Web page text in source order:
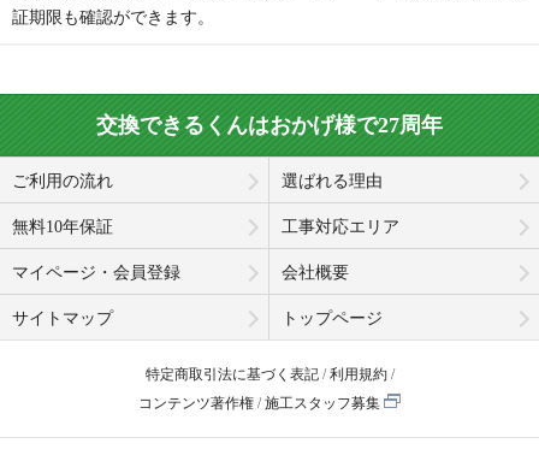
証期限も確認ができます。
交換できるくんはおかげ様で27周年
ご利用の流れ 選ばれる理由
無料10年保証 工事対応エリア
マイページ・会員登録 会社概要
サイトマップ トップページ
特定商取引法に基づく表記
利用規約
コンテンツ著作権
施工スタッフ募集